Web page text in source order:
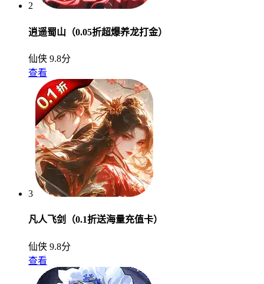
2
逍遥蜀山（0.05折超爆养龙打金）
仙侠 9.8分
查看
3
凡人飞剑（0.1折送海量充值卡）
仙侠 9.8分
查看